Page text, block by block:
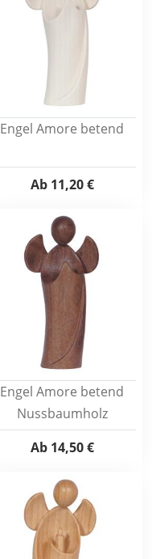
Engel Amore betend
Ab11,20 €
Engel Amore betend
Nussbaumholz
Ab14,50 €